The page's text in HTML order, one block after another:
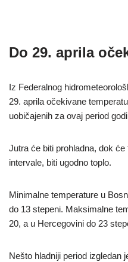
Do 29. aprila
Iz Federalnog
29. aprila očekivane
uobičajenih za ovaj period
Jutra će biti prohladna, dok
intervale, biti ugodno toplo.
Minimalne temperature u
do 13 stepeni. Maksimalne
20, a u Hercegovini do 23
Nešto hladniji period izgledan